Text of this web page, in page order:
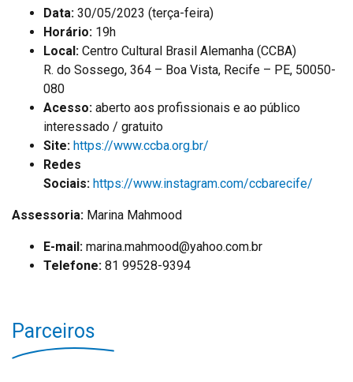
Data: 30/05/2023 (terça-feira)
Horário: 19h
Local: Centro Cultural Brasil Alemanha (CCBA)
R. do Sossego, 364 – Boa Vista, Recife – PE, 50050-
080
Acesso: aberto aos profissionais e ao público
interessado / gratuito
Site: https://www.ccba.org.br/
Redes
Sociais: https://www.instagram.com/ccbarecife/
Assessoria: Marina Mahmood
E-mail: marina.mahmood@yahoo.com.br
Telefone: 81 99528-9394
Parceiros